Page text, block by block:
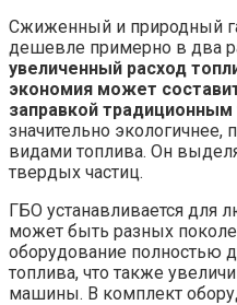
Сжиженный и природный
дешевле примерно в два
увеличенный расход
экономия может
заправкой традиционным
значительно
видами топлива. Он
твердых частиц.
ГБО устанавливается для
может быть разных
оборудование полностью
топлива, что также
машины. В комплект